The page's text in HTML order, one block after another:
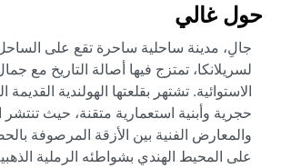
حول غالي
جالِ، مدينة ساحلية ساحرة تقع على
لسريلانكا، تمتزج فيها أصالة التاريخ مع
الاستوائية. تشتهر بقلعتها الهولندية القديمة
حجرية وأبنية استعمارية متقنة، حيث
والمعارض الفنية بين الأزقة المرصوفة
على المحيط الهندي بشواطئه الرملية